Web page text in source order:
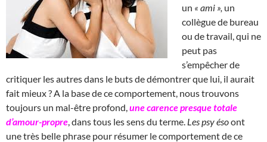
un « ami », un
collègue de bureau
ou de travail, qui ne
peut pas
s’empêcher de
critiquer les autres dans le buts de démontrer que lui, il aurait
fait mieux ? A la base de ce comportement, nous trouvons
toujours un mal-être profond, une carence presque totale
d’amour-propre , dans tous les sens du terme. Les psy ésoont
une très belle phrase pour résumer le comportement de ce